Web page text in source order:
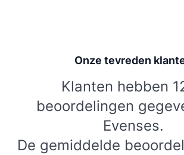
Onze tevreden
Klanten hebben
beoordelingen
Evenses.
De gemiddelde